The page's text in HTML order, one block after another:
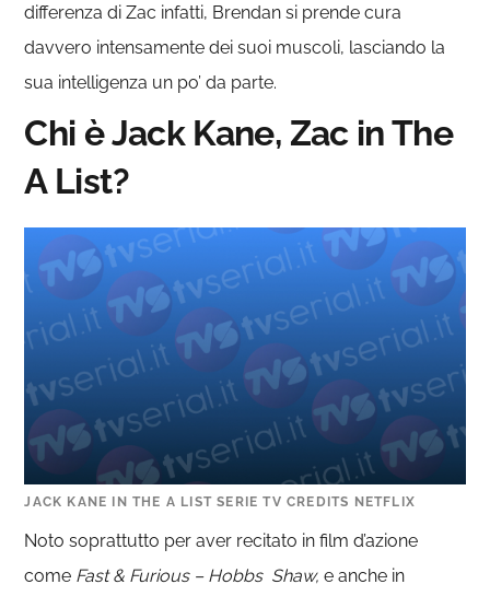
differenza di Zac infatti, Brendan si prende cura
davvero intensamente dei suoi muscoli, lasciando la
sua intelligenza un po’ da parte.
Chi è Jack Kane, Zac in The
A List?
JACK KANE IN THE A LIST SERIE TV CREDITS NETFLIX
Noto soprattutto per aver recitato in film d’azione
come Fast & Furious – Hobbs Shaw,e anche in